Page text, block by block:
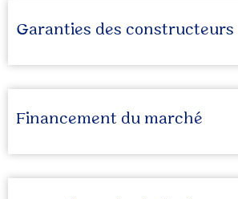
Garanties des constructeurs
Financement du marché